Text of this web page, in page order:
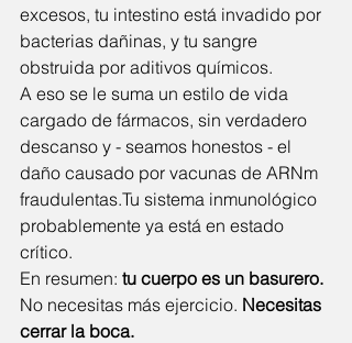
excesos, tu intestino está invadido por
bacterias dañinas, y tu sangre
obstruida por aditivos químicos.
A eso se le suma un estilo de vida
cargado de fármacos, sin verdadero
descanso y - seamos honestos - el
daño causado por vacunas de ARNm
fraudulentas.Tu sistema inmunológico
probablemente ya está en estado
crítico.
En resumen: tu cuerpo es un basurero.
No necesitas más ejercicio. Necesitas
cerrar la boca.